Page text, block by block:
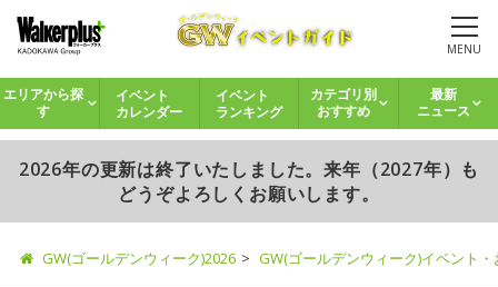
MENU
エリアから探
す
イベント
カレンダー
イベント
ランキング
カテゴリ別
おすすめ
最新
ニュース
2026年の更新は終了いたしました。来年（2027年）も
どうぞよろしくお願いします。
GW(ゴールデンウィーク)2026 GW(ゴールデンウィーク)イベント